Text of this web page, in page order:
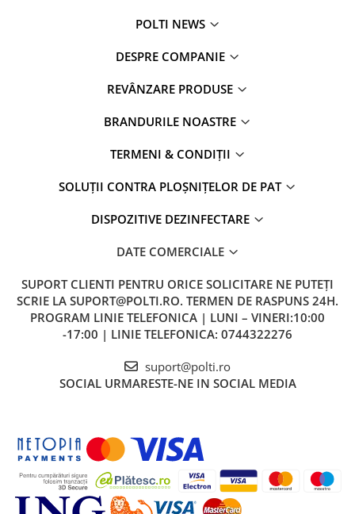
detașabilă
2,9 kg
Tipuri de bauturi
espresso,
lunga
POLTI NEWS
DESPRE COMPANIE
REVÂNZARE PRODUSE
BRANDURILE NOASTRE
TERMENI & CONDIȚII
SOLUȚII CONTRA PLOȘNIȚELOR DE PAT
DISPOZITIVE DEZINFECTARE
DATE COMERCIALE
SUPORT CLIENTI PENTRU ORICE SOLICITARE NE PUTEȚI
SCRIE LA SUPORT@POLTI.RO. TERMEN DE RASPUNS 24H.
PROGRAM LINIE TELEFONICA | LUNI – VINERI:10:00
-17:00 | LINIE TELEFONICA: 0744322276
suport@polti.ro
SOCIAL URMARESTE-NE IN SOCIAL MEDIA